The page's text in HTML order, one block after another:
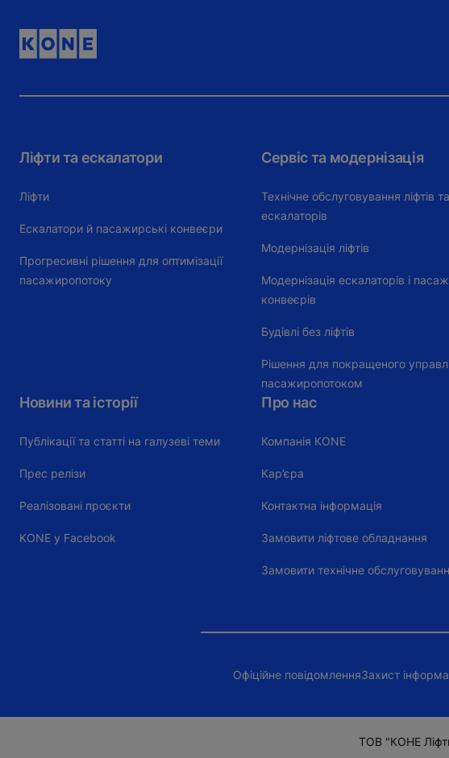
Ліфти та ескалатори
Ліфти
Ескалатори й пасажирські конвеєри
Прогресивні рішення для оптимізації
пасажиропотоку
Сервіс та модернізація
Технічне обслуговування ліфтів та
ескалаторів
Модернізація ліфтів
Модернізація ескалаторів і
конвеєрів
Будівлі без ліфтів
Рішення для покращеного
пасажиропотоком
Новини та історії
Публікації та статті на галузеві теми
Прес релізи
Реалізовані проєкти
KONE у Facebook
Про нас
Компанія КОNE
Кар’єра
Контактна інформація
Замовити ліфтове обладнання
Замовити технічне
Офіційне повідомленняЗахист
ТОВ "КОНЕ